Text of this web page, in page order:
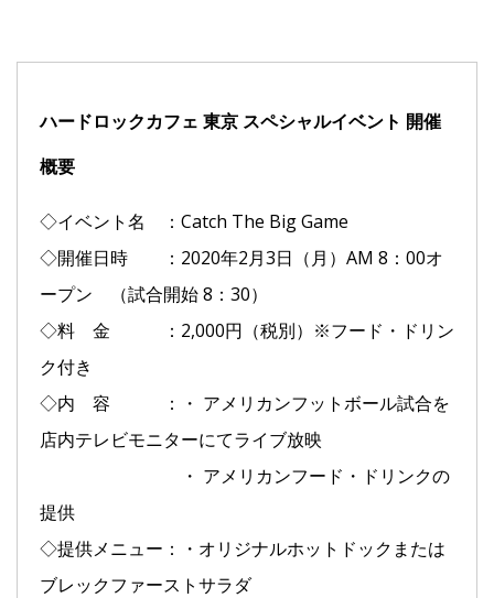
ハードロックカフェ 東京 スペシャルイベント 開催
概要
◇イベント名 ：Catch The Big Game
◇開催日時 ：2020年2月3日（月）AM 8：00オ
ープン （試合開始 8：30）
◇料 金 ：2,000円（税別）※フード・ドリン
ク付き
◇内 容 ：・ アメリカンフットボール試合を
店内テレビモニターにてライブ放映
・ アメリカンフード・ドリンクの
提供
◇提供メニュー：・オリジナルホットドックまたは
ブレックファーストサラダ